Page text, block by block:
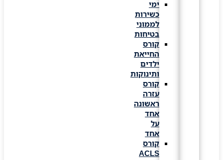
ימי
כשירות
לממוני
בטיחות
קורס
החייאת
ילדים
ותינוקות
קורס
עזרה
ראשונה
קורס
ACLS